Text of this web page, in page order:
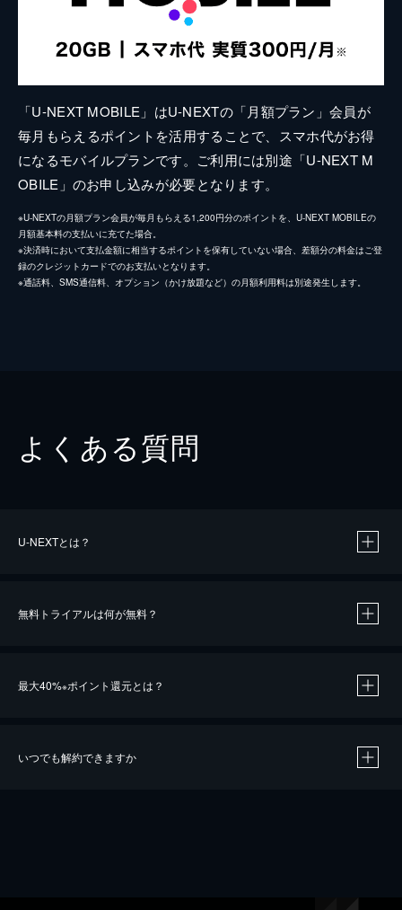
「U-NEXT MOBILE」はU-NEXTの「月額プラン」会員が
毎月もらえるポイントを活用することで、スマホ代がお得
になるモバイルプランです。ご利用には別途「U-NEXT M
OBILE」のお申し込みが必要となります。
※U-NEXTの月額プラン会員が毎月もらえる1,200円分のポイントを、U-NEXT MOBILEの
月額基本料の支払いに充てた場合。
※決済時において支払金額に相当するポイントを保有していない場合、差額分の料金はご登
録のクレジットカードでのお支払いとなります。
※通話料、SMS通信料、オプション（かけ放題など）の月額利用料は別途発生します。
よくある質問
U-NEXTとは？
無料トライアルは何が無料？
最大40%※ポイント還元とは？
いつでも解約できますか